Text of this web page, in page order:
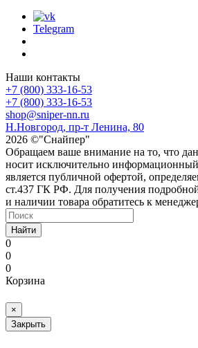
Telegram
Наши контакты
+7 (800) 333-16-53
+7 (800) 333-16-53
shop@sniper-nn.ru
Н.Новгород, пр-т Ленина, 80
2026 ©"Снайпер"
Обращаем ваше внимание на то, что
носит исключительно информационный
является публичной офертой,
ст.437 ГК РФ. Для получения
и наличии товара обратитесь к
Найти
0
0
0
Корзина
×
Закрыть